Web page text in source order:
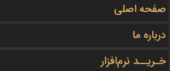
صفحه اصلی
درباره ما
خـریــد نرم‌افزار
مطالب آموزشی ما را در این بخش